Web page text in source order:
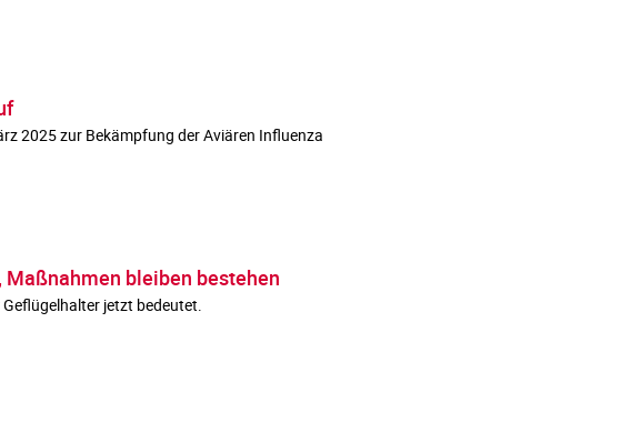
2025 zur Bekämpfung der Aviären Influenza
Maßnahmen bleiben bestehen
jetzt bedeutet.